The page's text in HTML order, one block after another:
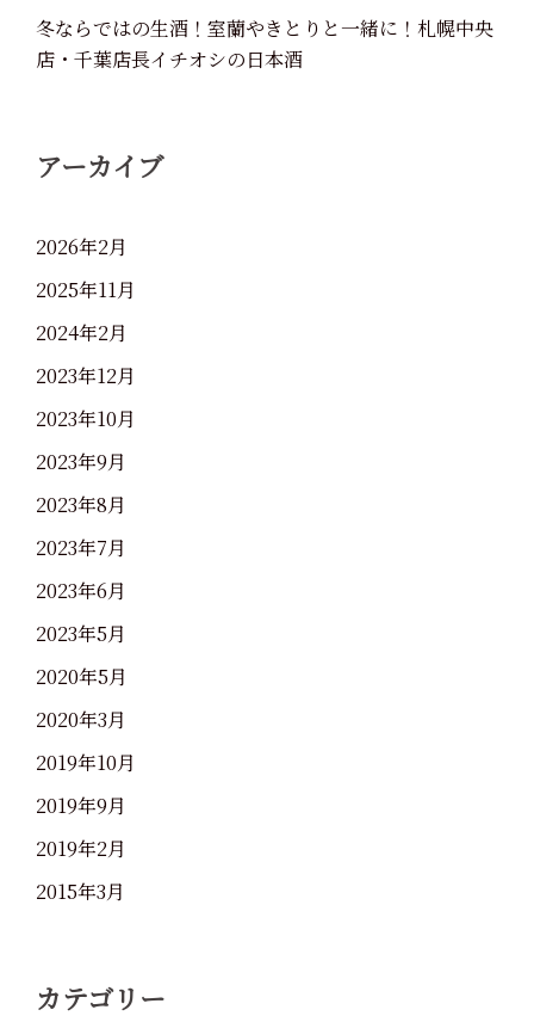
冬ならではの生酒！室蘭やきとりと一緒に！札幌中央
店・千葉店長イチオシの日本酒
アーカイブ
2026年2月
2025年11月
2024年2月
2023年12月
2023年10月
2023年9月
2023年8月
2023年7月
2023年6月
2023年5月
2020年5月
2020年3月
2019年10月
2019年9月
2019年2月
2015年3月
カテゴリー